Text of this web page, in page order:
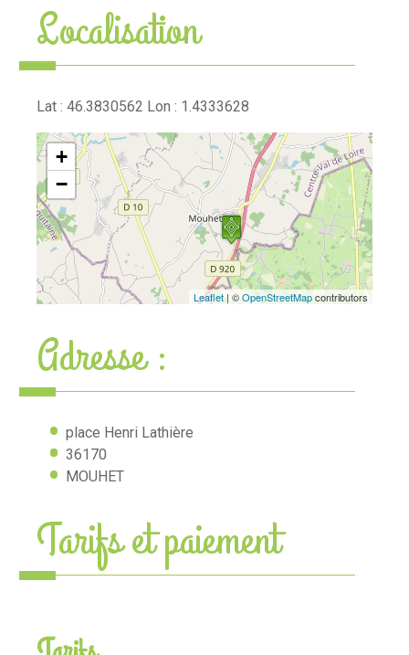
Localisation
Lat : 46.3830562 Lon : 1.4333628
+
−
Leaflet | ©OpenStreetMapcontributors
Adresse :
place Henri Lathière
36170
MOUHET
Tarifs et paiement